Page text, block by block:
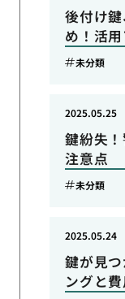
後付け
め！活
未分類
鍵紛失
注意点
2025.05.25
未分類
鍵が見
ングと
2025.05.24